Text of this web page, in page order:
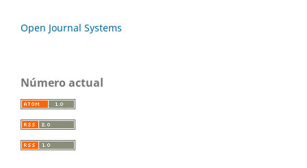
Open Journal Systems
Número actual